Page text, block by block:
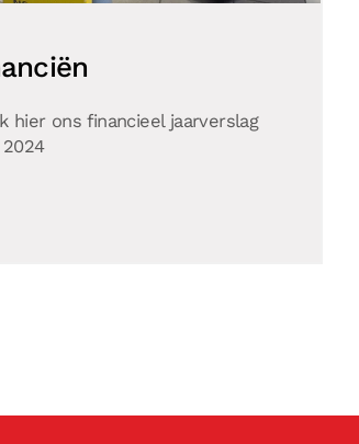
hier ons financieel jaarverslag